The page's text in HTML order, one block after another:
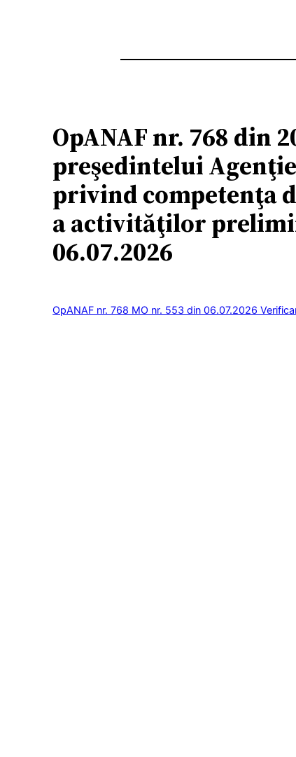
OpANAF nr. 768 din
preşedintelui
privind competenţa
a activităţilor
06.07.2026
OpANAF nr. 768 MO nr. 553 din 06.07.2026